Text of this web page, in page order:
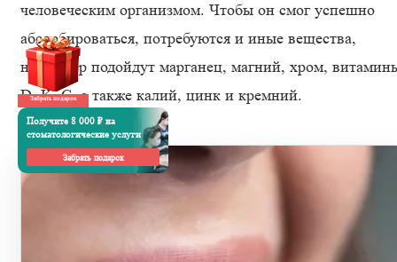
человеческим организмом. Чтобы он смог успешно
абсорбироваться, потребуются и иные вещества,
например подойдут марганец, магний, хром,
D, K, C, а также калий, цинк и кремний.
Забрать подарок
Получите 8 000 ₽ на
стоматологические услуги
Забрать подарок